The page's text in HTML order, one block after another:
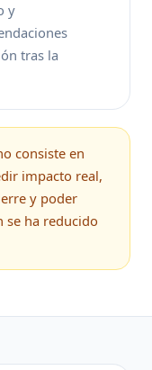
y
tras la
consiste en
impacto real,
y poder
se ha reducido